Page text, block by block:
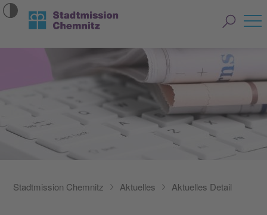
Stadtmission Chemnitz Aktuelles Aktuelles Detail